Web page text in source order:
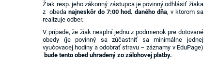
Žiak resp. jeho zákonný zástupca je povinný odhlásiť žiaka
z obedanajneskôr do 7:00 hod. daného dňa, v ktorom sa
realizuje odber.
V prípade, že žiak nesplní jednu z podmienok pre dotované
obedy (je povinný sa zúčastniť sa minimálne jednej
vyučovacej hodiny a odobrať stravu – záznamy v EduPage)
bude tento obed uhradený zo zálohovej platby.